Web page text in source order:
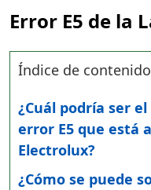
Error E5 de la
Índice de
¿Cuál podría ser
error E5 que está
Electrolux?
¿Cómo se puede